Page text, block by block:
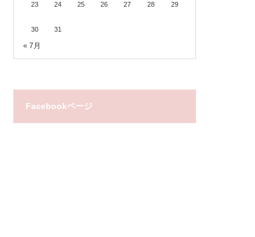
23 24 25 26 27 28 29
30 31
« 7月
Facebookページ